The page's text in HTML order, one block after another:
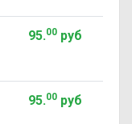
95.00руб
95.00руб